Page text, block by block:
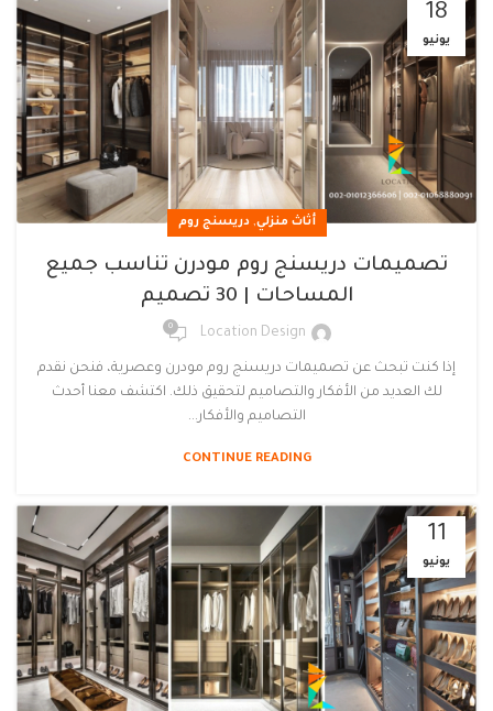
18
يونيو
أثاث منزلي, دريسنج روم
تصميمات دريسنج روم مودرن تناسب جميع
المساحات | 30 تصميم
Location Design
0
إذا كنت تبحث عن تصميمات دريسنج روم مودرن وعصرية، فنحن نقدم
لك العديد من الأفكار والتصاميم لتحقيق ذلك. اكتشف معنا أحدث
التصاميم والأفكار...
CONTINUE READING
11
يونيو